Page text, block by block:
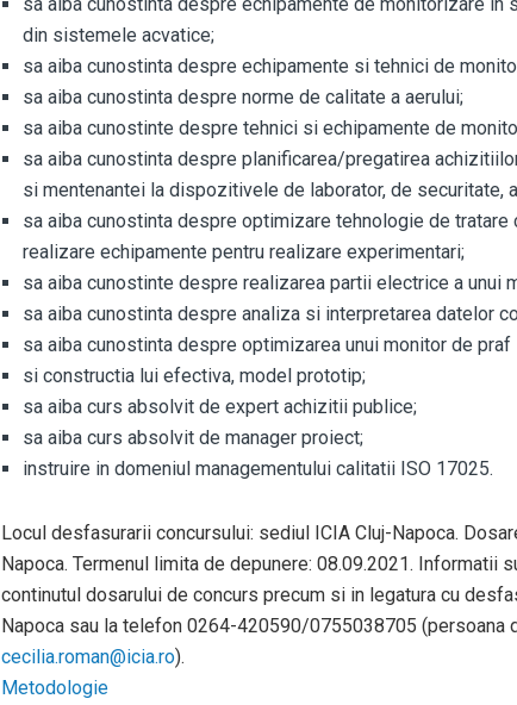
din sistemele acvatice;
sa aiba cunostinta despre echipamente si tehnici de
sa aiba cunostinta despre norme de calitate a aerului;
sa aiba cunostinte despre tehnici si echipamente de
sa aiba cunostinta despre planificarea/pregatirea
si mentenantei la dispozitivele de laborator, de securitate,
sa aiba cunostinta despre optimizare tehnologie de
realizare echipamente pentru realizare experimentari;
sa aiba cunostinte despre realizarea partii electrice a unui
sa aiba cunostinta despre analiza si interpretarea datelor
sa aiba cunostinta despre optimizarea unui monitor de praf
si constructia lui efectiva, model prototip;
sa aiba curs absolvit de expert achizitii publice;
sa aiba curs absolvit de manager proiect;
instruire in domeniul managementului calitatii ISO 17025.
Locul desfasurarii concursului: sediul ICIA Cluj-Napoca.
Napoca. Termenul limita de depunere: 08.09.2021. Informatii
continutul dosarului de concurs precum si in legatura cu
Napoca sau la telefon 0264-420590/0755038705 (persoana
cecilia.roman@icia.ro).
Metodologie